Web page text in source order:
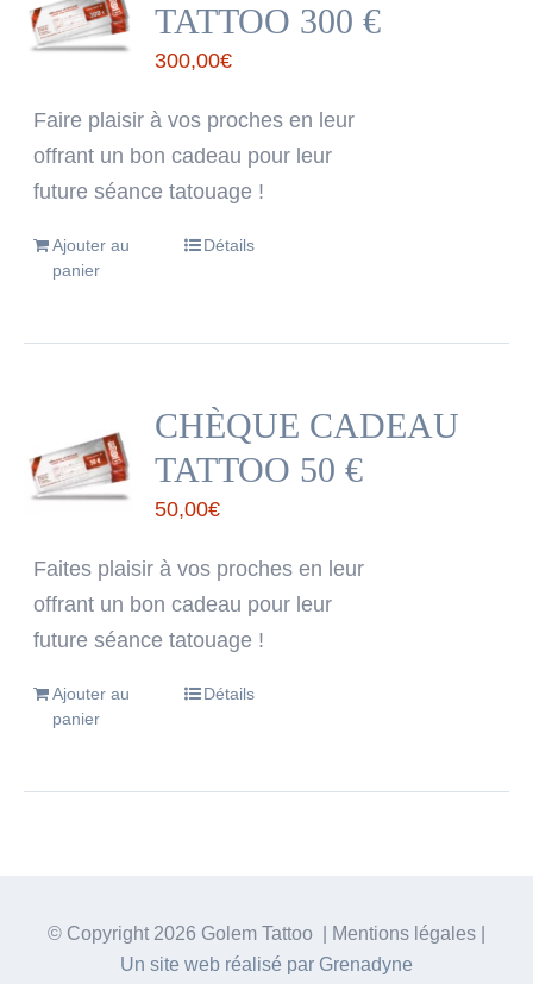
TATTOO 300 €
300,00€
Faire plaisir à vos proches en leur
offrant un bon cadeau pour leur
future séance tatouage !
Ajouter au
panier
Détails
CHÈQUE CADEAU
TATTOO 50 €
50,00€
Faites plaisir à vos proches en leur
offrant un bon cadeau pour leur
future séance tatouage !
Ajouter au
panier
Détails
© Copyright 2026 Golem Tattoo | Mentions légales |
Un site web réalisé par Grenadyne